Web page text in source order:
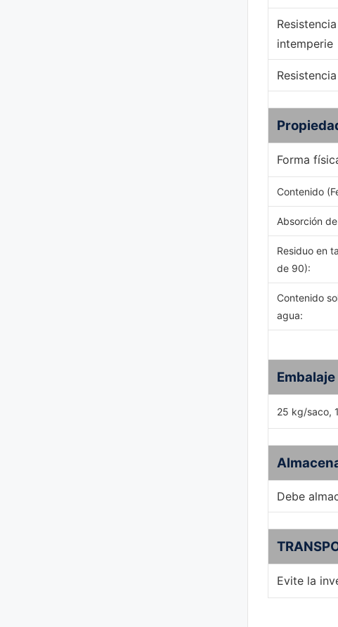
intemperie
Forma
Contenido (
Absorción
Residuo en
de 90):
Contenido
agua:
Embalaje
25 kg/saco,
Debe
Evite la